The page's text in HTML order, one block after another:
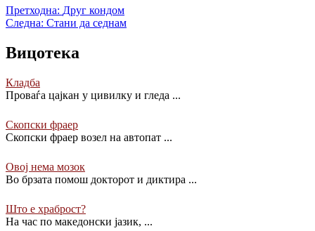
Претходна: Друг кондом
Следна: Стани да седнам
Вицотека
Кладба
Проваѓа цајкан у цивилку и гледа ...
Скопски фраер
Скопски фраер возел на автопат ...
Овој нема мозок
Во брзата помош докторот и диктира ...
Што е храброст?
На час по македонски јазик, ...